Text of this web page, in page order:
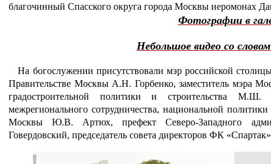
благочинный Спасского округа города Москвы иеромонах
Фотографии в
Небольшое видео со
На богослужении присутствовали мэр российской
Правительстве Москвы А.Н. Горбенко, заместитель мэра
градостроительной политики и строительства М.Ш.
межрегионального сотрудничества, национальной
Москвы Ю.В. Артюх, префект Северо-Западного
Говердовский, председатель совета директоров ФК